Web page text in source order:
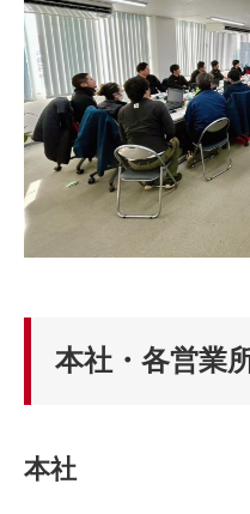
本社・各営業
本社